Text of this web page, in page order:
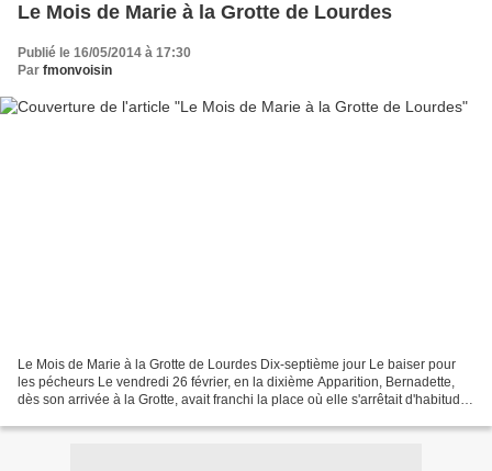
Le Mois de Marie à la Grotte de Lourdes
Publié le 16/05/2014 à 17:30
Par fmonvoisin
Le Mois de Marie à la Grotte de Lourdes Dix-septième jour Le baiser pour
les pécheurs Le vendredi 26 février, en la dixième Apparition, Bernadette,
dès son arrivée à la Grotte, avait franchi la place où elle s'arrêtait d'habitude,